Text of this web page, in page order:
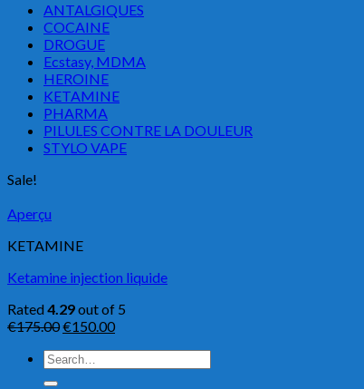
ANTALGIQUES
COCAINE
DROGUE
Ecstasy, MDMA
HEROINE
KETAMINE
PHARMA
PILULES CONTRE LA DOULEUR
STYLO VAPE
Sale!
Aperçu
KETAMINE
Ketamine injection liquide
Rated4.29out of 5
€175.00€150.00
Search
for: